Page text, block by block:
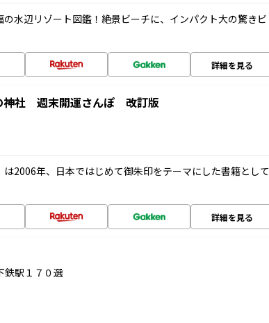
水辺リゾート図鑑！絶景ビーチに、インパクト大の驚きビ
詳細を見る
神社 週末開運さんぽ 改訂版
は2006年、日本ではじめて御朱印をテーマにした書籍として
詳細を見る
鉄駅１７０選